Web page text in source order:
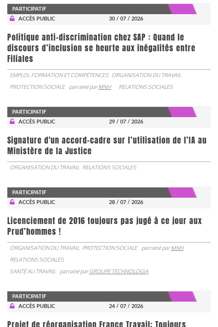
PARTICIPATIF
ACCÈS PUBLIC
30 / 07 / 2026
Politique anti-discrimination chez SAP : Quand le
discours d’inclusion se heurte aux inégalités entre
Filiales
EMPLOI, FORMATION ET COMPÉTENCES ORGANISATION DU TRAVAIL
PROTECTION SOCIALE
parrainé parMNH RELATIONS SOCIALES
PARTICIPATIF
ACCÈS PUBLIC
29 / 07 / 2026
Signature d'un accord-cadre sur l’utilisation de l’IA au
Ministère de la Justice
ORGANISATION DU TRAVAIL RELATIONS SOCIALES
PARTICIPATIF
ACCÈS PUBLIC
28 / 07 / 2026
Licenciement de 2016 toujours pas jugé à ce jour aux
Prud’hommes !
ORGANISATION DU TRAVAIL PROTECTION SOCIALE parrainé parMNH
RELATIONS SOCIALES
SANTÉ AU TRAVAIL
parrainé parGROUPE TECHNOLOGIA
PARTICIPATIF
ACCÈS PUBLIC
24 / 07 / 2026
Projet de réorganisation France Travail: Toujours